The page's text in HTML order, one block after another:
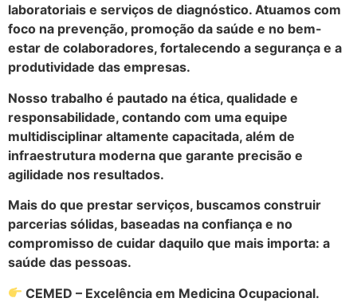
laboratoriais e serviços de diagnóstico. Atuamos com
foco na prevenção, promoção da saúde e no bem-
estar de colaboradores, fortalecendo a segurança e a
produtividade das empresas.
Nosso trabalho é pautado na ética, qualidade e
responsabilidade, contando com uma equipe
multidisciplinar altamente capacitada, além de
infraestrutura moderna que garante precisão e
agilidade nos resultados.
Mais do que prestar serviços, buscamos construir
parcerias sólidas, baseadas na confiança e no
compromisso de cuidar daquilo que mais importa: a
saúde das pessoas.
CEMED – Excelência em Medicina Ocupacional.